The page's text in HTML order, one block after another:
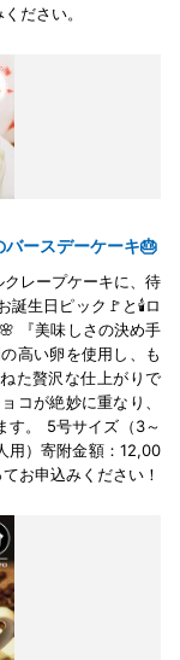
ださい。
ースデーケーキ🎂
レープケーキに、待
誕生日ピック🚩と🕯ロ
『美味しさの決め手
高い卵を使用し、も
た贅沢な仕上がりで
コが絶妙に重なり、
す。 5号サイズ（3～
用）寄附金額：12,00
お申込みください！